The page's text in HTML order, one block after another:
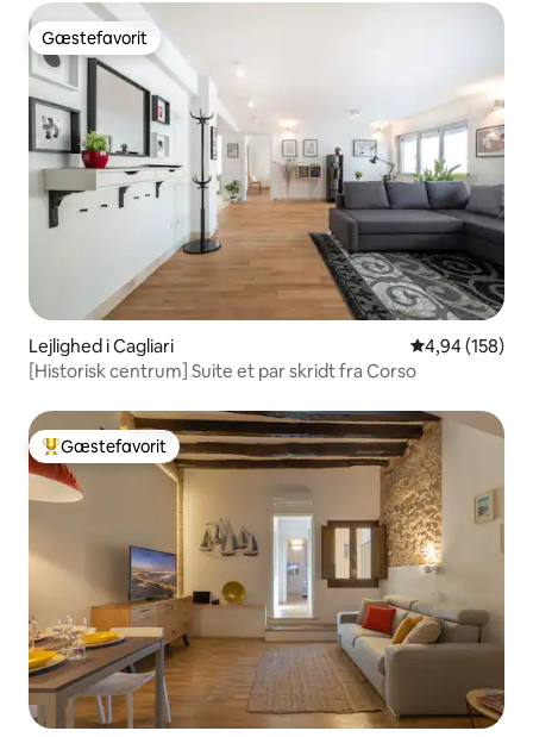
Gæstefavorit
Gæstefavorit
Lejlighed i Cagliari 4,94 ud af 5 i
4,94 (158)
[Historisk centrum] Suite et par skridt fra Corso
Bedste gæstefavorit
Gæstefavorit